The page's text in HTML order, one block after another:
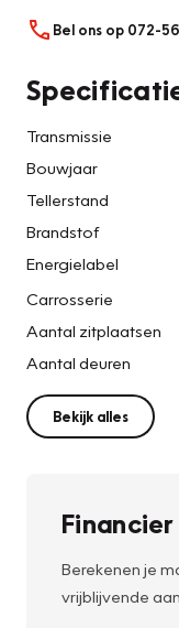
Bel ons op 072-
Transmissie
Bouwjaar
Tellerstand
Brandstof
Energielabel
Carrosserie
Aantal zitplaatsen
Aantal deuren
Bekijk alles
Berekenen je
vrijblijvende